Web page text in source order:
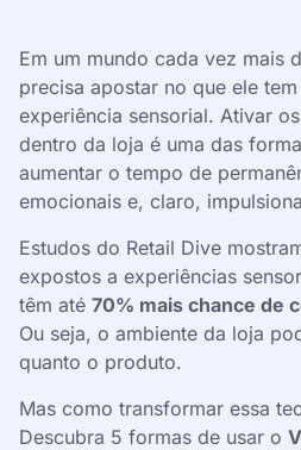
Em um mundo cada vez mais
precisa apostar no que ele
experiência sensorial. Ativar
dentro da loja é uma das
aumentar o tempo de
emocionais e, claro,
Estudos do Retail Dive
expostos a experiências
têm até 70% mais chance de
Ou seja, o ambiente da loja
quanto o produto.
Mas como transformar essa
Descubra 5 formas de usar o